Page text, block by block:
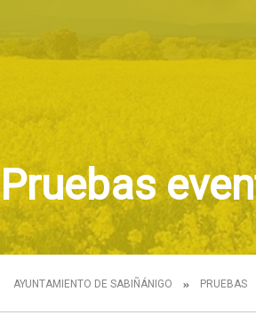
Pruebas
AYUNTAMIENTO DE SABIÑÁNIGO PRUEBAS